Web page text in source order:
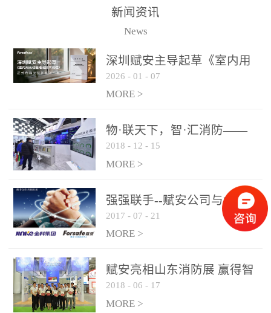
火灾隐患多。一旦发生火
传统的火灾关测器无法被
及时缺发，不能及早发现
和有效扑救火火，这不仅
力和闲难，同时也将造成
巨大的经济损失和社会影
响，基至还会造成人员伤
亡。图像型火灾探测器正
是针对这种高大空间建筑
物的消防设施、设备通过
现场图像的实时获取、预
处理和特征提取分析，实
现火焰的跟踪和识别。能
更早的进行预警，达到早
报早防的效果。 系统构
成示意图： 图像型火灾
警领域三十多年技术积累
和工程实践的结晶。
新闻资讯
News
深圳赋安主导起草《室内用
光动能电池技术规程》 正式
布局光伏新能源产业
2026 - 01 - 07
MORE >
物·联天下，智·汇消防——
赋安F&S 2018上海消防展圆
满落幕
2018 - 12 - 15
MORE >
强强联手--赋安公司与金科
集团达成战略合作协议
2017 - 07 - 21
MORE >
赋安亮相山东消防展 赢得智
慧消防新荣耀
2018 - 06 - 17
MORE >